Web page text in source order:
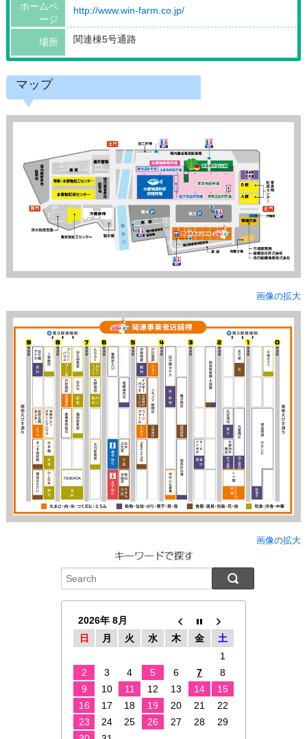
ホームペ
ージ
http://www.win-farm.co.jp/
場所 関連棟5号通路
マップ
画像の拡大
画像の拡大
2026年 8月
日
月 火 水 木 金
土
1
2
3 4 5 6 7
8
9
10 11 12 13 14
15
16
17 18 19 20 21
22
23
24 25 26 27 28
29